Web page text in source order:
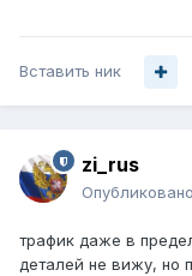
Вставить ник
zi_rus
Опубликовано
трафик даже в
деталей не вижу, но